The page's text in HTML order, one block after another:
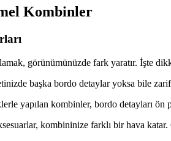
Kombinler
görünümünüzde fark yaratır. İşte
başka bordo detaylar yoksa bile
yapılan kombinler, bordo detayları ön
kombininize farklı bir hava